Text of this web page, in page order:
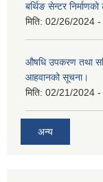
बर्थिङ सेन्टर
मिति: 02/26/2024
औषधि उपकरण तथा
आहवानको सूचना।
मिति: 02/21/2024 -
अन्य